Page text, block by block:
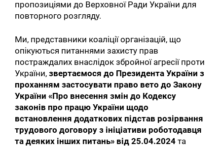
пропозиціями до Верховної Ради України для
повторного розгляду.
Ми, представники коаліції організацій, що
опікуються питаннями захисту прав
постраждалих внаслідок збройної агресії проти
України,звертаємося до Президента України з
проханням застосувати право вето до Закону
України «Про внесення змін до Кодексу
законів про працю України щодо
встановлення додаткових підстав розірвання
трудового договору з ініціативи роботодавця
та деяких інших питань» від 25.04.2024 та